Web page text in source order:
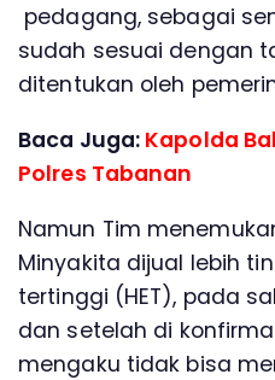
pedagang, sebagai
sudah sesuai dengan
ditentukan oleh
Baca Juga: Kapolda
Polres Tabanan
Namun Tim
Minyakita dijual lebih
tertinggi (HET), pada
dan setelah di
mengaku tidak bisa